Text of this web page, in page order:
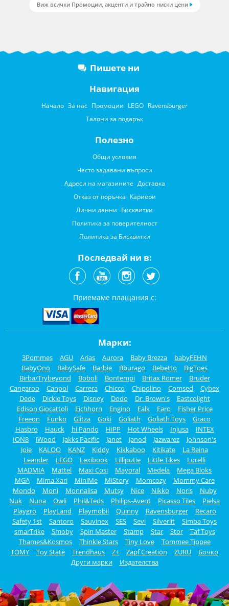
Виж всички Промоции, акценти и трайно ниски цени
Пишете ни
Навигация
Начало За нас Промоции LEGO Ravensburger
Талони за подарък
Полезно
Общи условия
Често задавани въпроси
Адреси на магазините Доставка
Отказ от поръчка Кариери
Лични данни Бисквитки
Политика за поверителност
Политика за Бисквитки
Последвай ни в:
Приемаме плащания с:
Марки:
3Pommes AGU Arias Aurora Baby Brezza
babyFEHN
BabyOno
BabySafe Barbie Bburago Bebetto
BigToes
Birba/Trybeyond
Boboli Bontempi Britax Römer
Bruder
Cangaroo
Canpol Carrera Chicco Chipolino Comsed
Cybex
Dede
Dickie Toys Disney Dodo Dr. Brown's
Eastcolight
Edison Giocattoli
Eichhorn Engino Falk Faro
Fisher Price
Freeon
Funko Glitza Goki Goliath Goliath Toys
Graco
Hasbro
Hauck hi Pando HiPP Hot Wheels Injusa
INTEX
ION8
iWood Jakks Pacific Janet Janod Jazwarez
Johnson's
Joie
KALOO KANZ Kiddy Kikkaboo Kitikate
La Reina
Leander
LEGO Lexibook Lilliputie Little Tikes
Lorelli
MADMIA
Mattel Maxi Cosi Mayoral Medela
Mega Bloks
MGA
Mima Xari MiniMe MiStory Momcozy
Mommy Care
Mondo
Moni Monnalisa Mutsy Nice Nikko Noris
Nuby
Nuk
Nuna Owli Phil&Teds Philips-Avent Picasso Tiles
Pielsa
Playgro
PlayLand Playmobil Quinny Ravensburger
Recaro
Safety 1st
Santoro Sauvinex SES Sevi Silverlit
Simba Toys
smarTrike
Smoby Spin Master Stamp Star Stor
Taf Toys
Thames&Kosmos
Thinkle Stars Tiny Love
Tommee Tippee
TOMY
Toy State Trendhaus Z+ Zapf Creation ZURU
Бочко
Други марки
Издателства